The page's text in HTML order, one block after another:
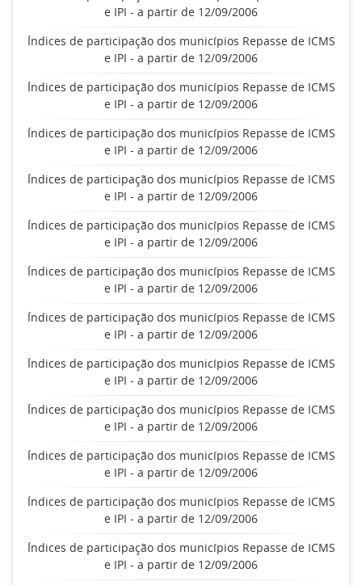
e IPI - a partir de 12/09/2006
Índices de participação dos municípios Repasse de ICMS
e IPI - a partir de 12/09/2006
Índices de participação dos municípios Repasse de ICMS
e IPI - a partir de 12/09/2006
Índices de participação dos municípios Repasse de ICMS
e IPI - a partir de 12/09/2006
Índices de participação dos municípios Repasse de ICMS
e IPI - a partir de 12/09/2006
Índices de participação dos municípios Repasse de ICMS
e IPI - a partir de 12/09/2006
Índices de participação dos municípios Repasse de ICMS
e IPI - a partir de 12/09/2006
Índices de participação dos municípios Repasse de ICMS
e IPI - a partir de 12/09/2006
Índices de participação dos municípios Repasse de ICMS
e IPI - a partir de 12/09/2006
Índices de participação dos municípios Repasse de ICMS
e IPI - a partir de 12/09/2006
Índices de participação dos municípios Repasse de ICMS
e IPI - a partir de 12/09/2006
Índices de participação dos municípios Repasse de ICMS
e IPI - a partir de 12/09/2006
Índices de participação dos municípios Repasse de ICMS
e IPI - a partir de 12/09/2006